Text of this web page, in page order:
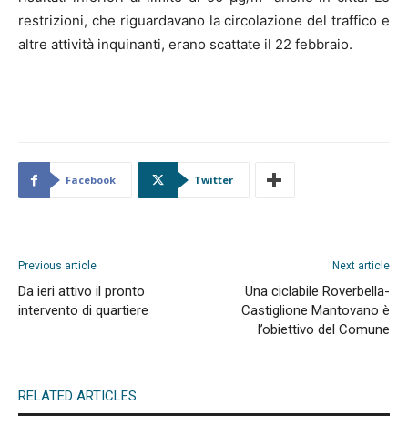
restrizioni, che riguardavano la circolazione del traffico e
altre attività inquinanti, erano scattate il 22 febbraio.
Facebook Twitter
Previous article
Da ieri attivo il pronto
intervento di quartiere
Next article
Una ciclabile Roverbella-
Castiglione Mantovano è
l’obiettivo del Comune
RELATED ARTICLES